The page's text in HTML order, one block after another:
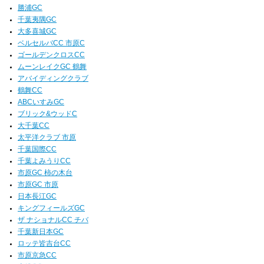
勝浦GC
千葉夷隅GC
大多喜城GC
ベルセルバCC 市原C
ゴールデンクロスCC
ムーンレイクGC 鶴舞
アバイディングクラブ
鶴舞CC
ABCいすみGC
ブリック&ウッドC
大千葉CC
太平洋クラブ 市原
千葉国際CC
千葉よみうりCC
市原GC 柿の木台
市原GC 市原
日本長江GC
キングフィールズGC
ザ ナショナルCC チバ
千葉新日本GC
ロッテ皆吉台CC
市原京急CC